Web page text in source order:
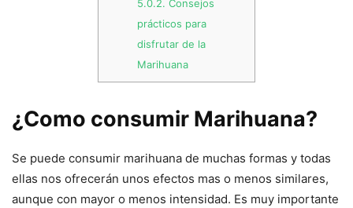
5.0.2. Consejos
prácticos para
disfrutar de la
Marihuana
¿Como consumir Marihuana?
Se puede consumir marihuana de muchas formas y todas
ellas nos ofrecerán unos efectos mas o menos similares,
aunque con mayor o menos intensidad. Es muy importante